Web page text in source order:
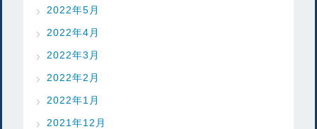
2022年5月
2022年4月
2022年3月
2022年2月
2022年1月
2021年12月